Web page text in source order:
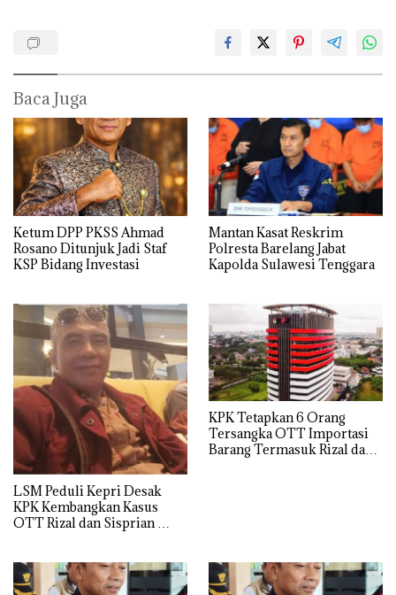
Baca Juga
Ketum DPP PKSS Ahmad
Rosano Ditunjuk Jadi Staf
KSP Bidang Investasi
Mantan Kasat Reskrim
Polresta Barelang Jabat
Kapolda Sulawesi Tenggara
LSM Peduli Kepri Desak
KPK Kembangkan Kasus
OTT Rizal dan Sisprian
KPK Tetapkan 6 Orang
Tersangka OTT Importasi
Barang Termasuk Rizal dan